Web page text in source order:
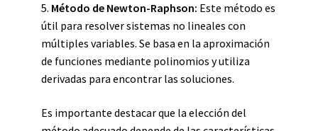
5. Método de Newton-Raphson: Este método es
útil para resolver sistemas no lineales con
múltiples variables. Se basa en la aproximación
de funciones mediante polinomios y utiliza
derivadas para encontrar las soluciones.
Es importante destacar que la elección del